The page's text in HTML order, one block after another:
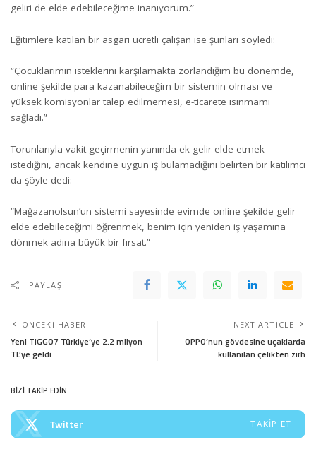
geliri de elde edebileceğime inanıyorum.”
Eğitimlere katılan bir asgari ücretli çalışan ise şunları söyledi:
“Çocuklarımın isteklerini karşılamakta zorlandığım bu dönemde,
online şekilde para kazanabileceğim bir sistemin olması ve
yüksek komisyonlar talep edilmemesi, e-ticarete ısınmamı
sağladı.”
Torunlarıyla vakit geçirmenin yanında ek gelir elde etmek
istediğini, ancak kendine uygun iş bulamadığını belirten bir katılımcı
da şöyle dedi:
“Mağazanolsun’un sistemi sayesinde evimde online şekilde gelir
elde edebileceğimi öğrenmek, benim için yeniden iş yaşamına
dönmek adına büyük bir fırsat.”
PAYLAŞ
ÖNCEKI HABER
Yeni TIGGO7 Türkiye’ye 2.2 milyon
TL’ye geldi
NEXT ARTICLE
OPPO’nun gövdesine uçaklarda
kullanılan çelikten zırh
BİZİ TAKİP EDİN
Twitter TAKIP ET